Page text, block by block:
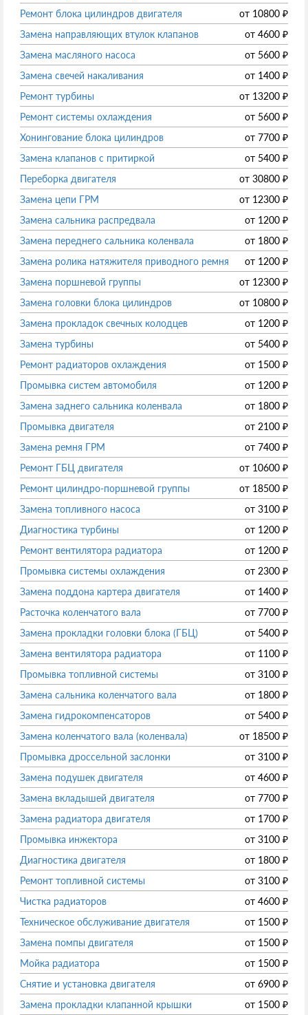
Ремонт блока цилиндров двигателя
от 10800 ₽
Замена направляющих втулок клапанов
от 4600 ₽
Замена масляного насоса
от 5600 ₽
Замена свечей накаливания
от 1400 ₽
Ремонт турбины
от 13200 ₽
Ремонт системы охлаждения
от 5600 ₽
Хонингование блока цилиндров
от 7700 ₽
Замена клапанов с притиркой
от 5400 ₽
Переборка двигателя
от 30800 ₽
Замена цепи ГРМ
от 12300 ₽
Замена сальника распредвала
от 1200 ₽
Замена переднего сальника коленвала
от 1800 ₽
Замена ролика натяжителя приводного ремня
от 1200 ₽
Замена поршневой группы
от 12300 ₽
Замена головки блока цилиндров
от 10800 ₽
Замена прокладок свечных колодцев
от 1200 ₽
Замена турбины
от 5400 ₽
Ремонт радиаторов охлаждения
от 1500 ₽
Промывка систем автомобиля
от 1200 ₽
Замена заднего сальника коленвала
от 1800 ₽
Промывка двигателя
от 2100 ₽
Замена ремня ГРМ
от 7400 ₽
Ремонт ГБЦ двигателя
от 10600 ₽
Ремонт цилиндро-поршневой группы
от 18500 ₽
Замена топливного насоса
от 3100 ₽
Диагностика турбины
от 1200 ₽
Ремонт вентилятора радиатора
от 1200 ₽
Промывка системы охлаждения
от 2300 ₽
Замена поддона картера двигателя
от 1400 ₽
Расточка коленчатого вала
от 7700 ₽
Замена прокладки головки блока (ГБЦ)
от 5400 ₽
Замена вентилятора радиатора
от 1100 ₽
Промывка топливной системы
от 3100 ₽
Замена сальника коленчатого вала
от 1800 ₽
Замена гидрокомпенсаторов
от 5400 ₽
Замена коленчатого вала (коленвала)
от 18500 ₽
Промывка дроссельной заслонки
от 3100 ₽
Замена подушек двигателя
от 4600 ₽
Замена вкладышей двигателя
от 7700 ₽
Замена радиатора двигателя
от 1700 ₽
Промывка инжектора
от 3100 ₽
Диагностика двигателя
от 1800 ₽
Ремонт топливной системы
от 3100 ₽
Чистка радиаторов
от 4600 ₽
Техническое обслуживание двигателя
от 1500 ₽
Замена помпы двигателя
от 1500 ₽
Мойка радиатора
от 1500 ₽
Снятие и установка двигателя
от 6900 ₽
Замена прокладки клапанной крышки
от 1500 ₽